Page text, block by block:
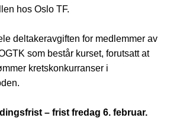
hos Oslo TF.
deltakeravgiften for medlemmer av
som består kurset, forutsatt at
kretskonkurranser i
– frist fredag 6. februar.